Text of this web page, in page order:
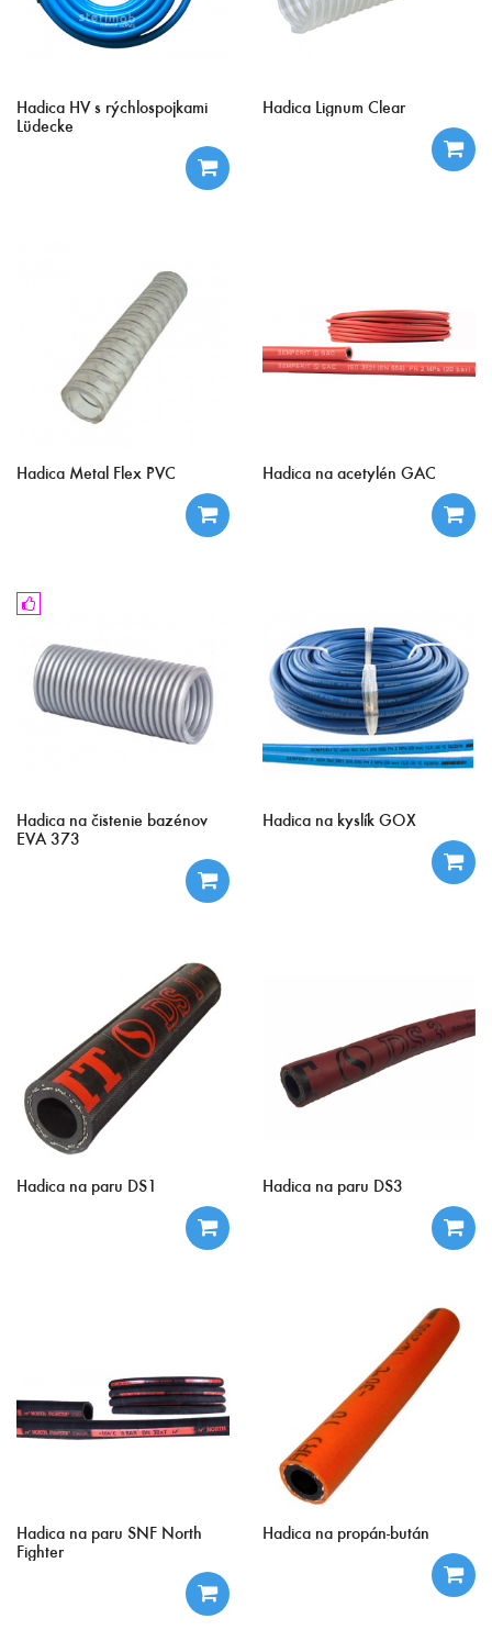
Hadica HV s rýchlospojkami
Lüdecke
Hadica Lignum Clear
Hadica Metal Flex PVC Hadica na acetylén GAC
Hadica na čistenie bazénov
EVA 373
Hadica na kyslík GOX
Hadica na paru DS1 Hadica na paru DS3
Hadica na paru SNF North
Fighter
Hadica na propán-bután